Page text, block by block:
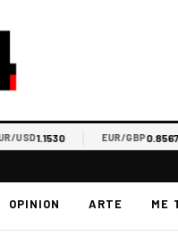
USD1.1530 EUR/GBP0.8567
OPINION ARTE ME